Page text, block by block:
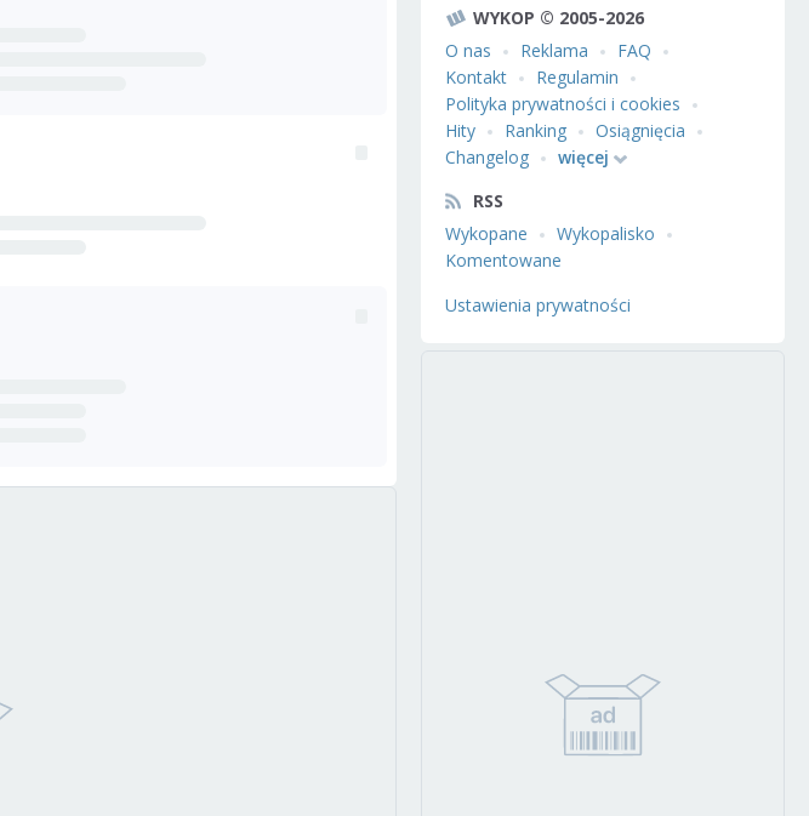
WYKOP © 2005-2026
O nas
Reklama
FAQ
Kontakt
Regulamin
Polityka prywatności i cookies
Hity
Ranking
Osiągnięcia
Changelog
więcej
RSS
Wykopane
Wykopalisko
Komentowane
Ustawienia prywatności